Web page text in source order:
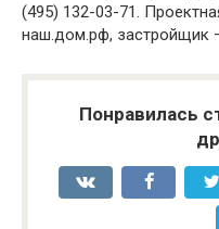
(495) 132-03-71.
наш.дом.рф,
Понравилась